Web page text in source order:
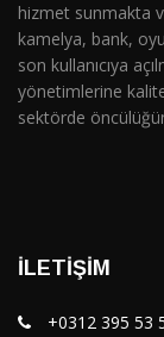
hizmet sunmakta
kamelya, bank,
son kullanıcıya
yönetimlerine
sektörde
İLETIŞIM
+0312 395 53